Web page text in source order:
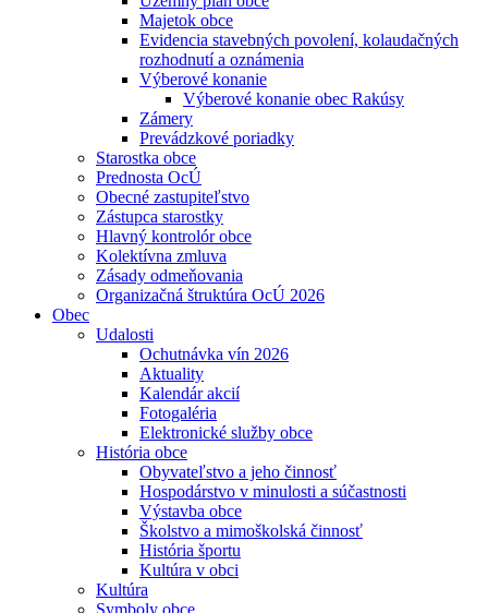
Majetok obce
Evidencia stavebných povolení, kolaudačných
rozhodnutí a oznámenia
Výberové konanie
Výberové konanie obec Rakúsy
Zámery
Prevádzkové poriadky
Starostka obce
Prednosta OcÚ
Obecné zastupiteľstvo
Zástupca starostky
Hlavný kontrolór obce
Kolektívna zmluva
Zásady odmeňovania
Organizačná štruktúra OcÚ 2026
Obec
Udalosti
Ochutnávka vín 2026
Aktuality
Kalendár akcií
Fotogaléria
Elektronické služby obce
História obce
Obyvateľstvo a jeho činnosť
Hospodárstvo v minulosti a súčastnosti
Výstavba obce
Školstvo a mimoškolská činnosť
História športu
Kultúra v obci
Kultúra
Symboly obce